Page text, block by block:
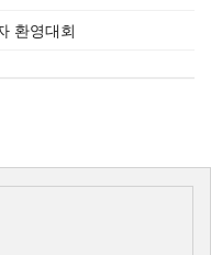
환영대회